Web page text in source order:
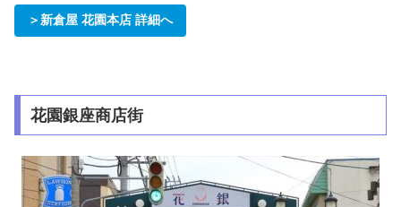
＞新倉屋 花園本店 詳細へ
花園銀座商店街